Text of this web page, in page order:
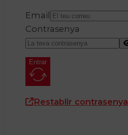
Email
Contrasenya
Entrar
Restablir contrasenya